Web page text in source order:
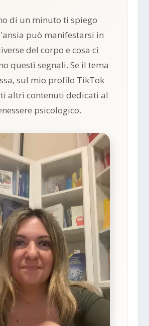
di un minuto ti spiego
può manifestarsi in
del corpo e cosa ci
questi segnali. Se il tema
sul mio profilo TikTok
altri contenuti dedicati al
psicologico.